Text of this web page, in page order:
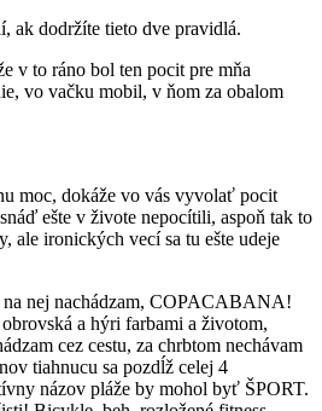
ak dodržíte tieto dve pravidlá.
v to ráno bol ten pocit pre mňa
vo vačku mobil, v ňom za obalom
moc, dokáže vo vás vyvolať pocit
ešte v živote nepocítili, aspoň tak to
ale ironických vecí sa tu ešte udeje
na nej nachádzam, COPACABANA!
a hýri farbami a životom,
cez cestu, za chrbtom nechávam
tiahnucu sa pozdĺž celej 4
názov pláže by mohol byť ŠPORT.